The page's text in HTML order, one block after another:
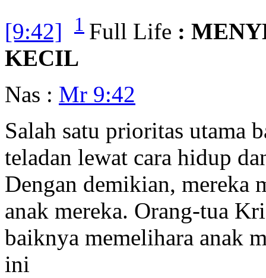
[9:42]
1 Full Life :
KECIL
Nas : Mr 9:42
Salah satu prioritas utama
teladan lewat cara hidup
Dengan demikian, mereka
anak mereka. Orang-tua
baiknya memelihara anak
ini